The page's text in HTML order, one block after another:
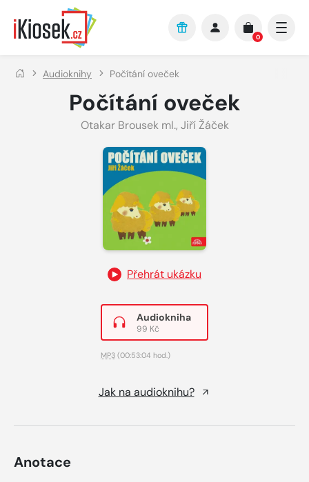
Přejít na hlavní obsah
0
Audioknihy Počítání oveček
Počítání oveček
Otakar Brousek ml., Jiří Žáček
Přehrát ukázku
Audiokniha
99 Kč
MP3 (00:53:04 hod.)
Jak na audioknihu?
Anotace